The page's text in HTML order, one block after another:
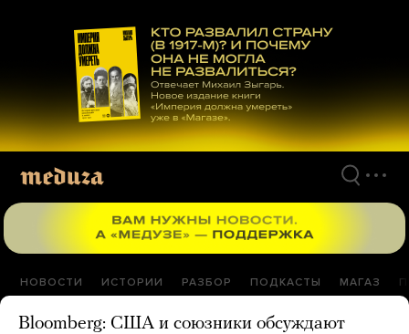
материалам
НОВОСТИ ИСТОРИИ РАЗБОР ПОДКАСТЫ МАГАЗ
Bloomberg: США и союзники обсуждают